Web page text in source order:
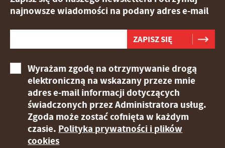
najnowsze wiadomości na podany adres e-mail
Wyrażam zgodę na otrzymywanie drogą
elektroniczną na wskazany przeze mnie
adres e-mail informacji dotyczących
świadczonych przez Administratora usług.
Zgoda może zostać cofnięta w każdym
czasie. Polityka prywatności i plików
cookies